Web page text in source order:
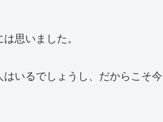
思いました。
いるでしょうし、だからこそ今